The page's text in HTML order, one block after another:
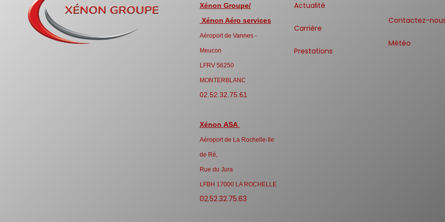
Xénon Groupe/
Xénon Aéro services
Aéroport de Vannes -
Meucon
LFRV 56250
MONTERBLANC
02.52.32.75.61
Xénon ASA
Aéroport de La Rochelle-Ile
de Ré,
Rue du Jura
LFBH 17000 LA ROCHELLE
02.52.32.75.63
Actualité
Carrière
Prestations
Contactez-
Météo